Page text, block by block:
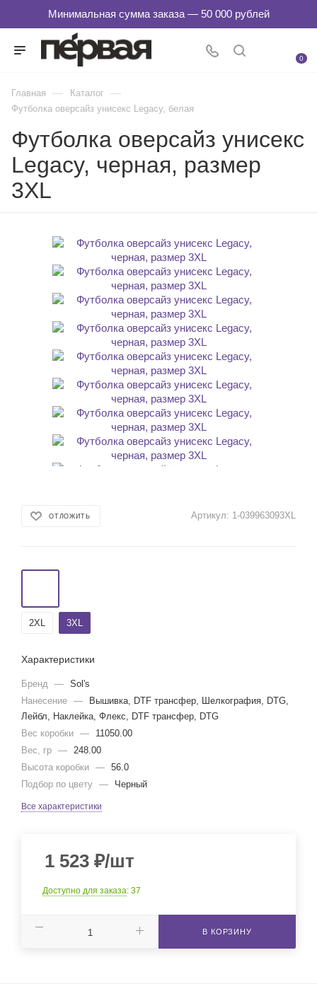
0
Главная — Каталог —
Футболка оверсайз унисекс Legacy, белая
Футболка оверсайз унисекс
Legacy, черная, размер
3XL
ОТЛОЖИТЬ Артикул: 1-039963093XL
2XL 3XL
Характеристики
Бренд — Sol's
Нанесение —
Вышивка, DTF трансфер, Шелкография, DTG,
Лейбл, Наклейка, Флекс, DTF трансфер, DTG
Вес коробки —
11050.00
Вес, гр — 248.00
Высота коробки — 56.0
Подбор по цвету — Черный
Все характеристики
1 523 ₽/шт
Доступно для заказа: 37
В КОРЗИНУ